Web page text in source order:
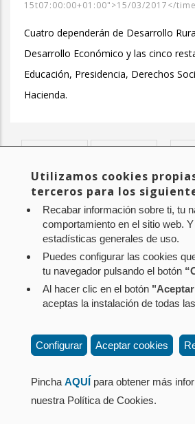
15t07:00:00+01:00">15/03/2017</
Cuatro dependerán de Desarrollo
Desarrollo Económico y las cinco
Educación, Presidencia, Derechos
Hacienda.
página
anterior
Page
389
Página
actual
390 Page
391 Page
392
Siguiente
página
Siguiente >
Aviso legal Política de privacidad
Contacto: Paseo de Sarasate nº 38,
Pamplona (Navarra) Tel.: 848 42 08
corporacion@cpen.es
Utilizamos cookies
terceros para los
Recabar información sobre ti, tu
comportamiento en el sitio web.
estadísticas generales de uso.
Puedes configurar las cookies
tu navegador pulsando el botón
Al hacer clic en el botón
aceptas la instalación de todas
Configurar Aceptar cookies
Pincha AQUÍ para obtener más
nuestra Política de Cookies.